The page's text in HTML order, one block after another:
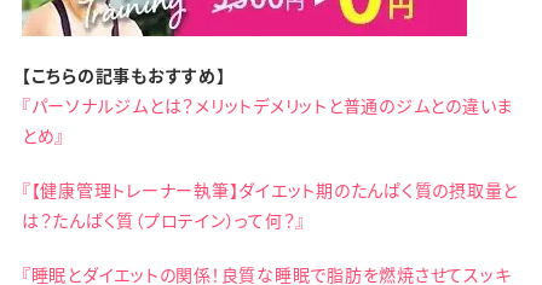
【こちらの記事もおすすめ】
『パーソナルジムとは？メリットデメリットと普通のジムとの違いま
とめ』
『【健康管理トレーナー執筆】ダイエット期のたんぱく質の摂取量と
は？たんぱく質（プロテイン）って何？』
『睡眠とダイエットの関係！良質な睡眠で脂肪を燃焼させてスッキ